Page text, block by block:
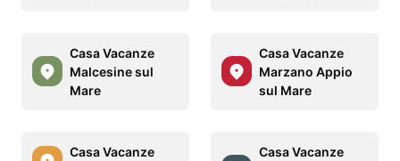
Casa Vacanze
Malcesine sul
Mare
Casa Vacanze
Marzano Appio
sul Mare
Casa Vacanze
Casa Vacanze